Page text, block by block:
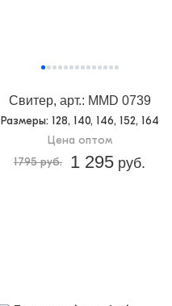
Свитер, арт.: MMD 0739
Размеры: 128, 140, 146, 152, 164
Цена оптом
1795 руб.
1 295 руб.